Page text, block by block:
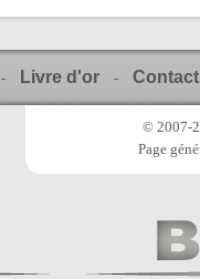
- Livre d'or - Contact
© 2007-
Page